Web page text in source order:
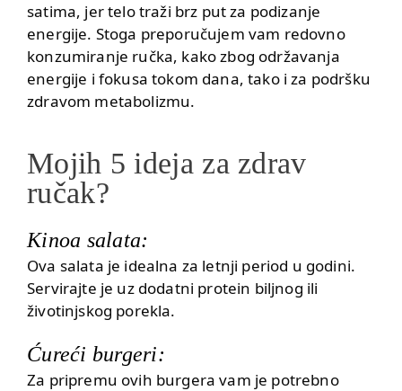
satima, jer telo traži brz put za podizanje
energije. Stoga preporučujem vam redovno
konzumiranje ručka, kako zbog održavanja
energije i fokusa tokom dana, tako i za podršku
zdravom metabolizmu.
Mojih 5 ideja za zdrav
ručak?
Kinoa salata:
Ova salata je idealna za letnji period u godini.
Servirajte je uz dodatni protein biljnog ili
životinjskog porekla.
Ćureći burgeri:
Za pripremu ovih burgera vam je potrebno